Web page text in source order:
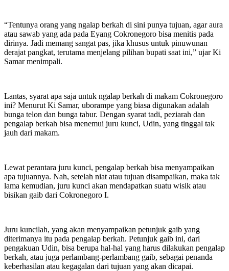
“Tentunya orang yang ngalap berkah di sini punya tujuan, agar aura
atau sawab yang ada pada Eyang Cokronegoro bisa menitis pada
dirinya. Jadi memang sangat pas, jika khusus untuk pinuwunan
derajat pangkat, terutama menjelang pilihan bupati saat ini,” ujar Ki
Samar menimpali.
Lantas, syarat apa saja untuk ngalap berkah di makam Cokronegoro
ini? Menurut Ki Samar, uborampe yang biasa digunakan adalah
bunga telon dan bunga tabur. Dengan syarat tadi, peziarah dan
pengalap berkah bisa menemui juru kunci, Udin, yang tinggal tak
jauh dari makam.
Lewat perantara juru kunci, pengalap berkah bisa menyampaikan
apa tujuannya. Nah, setelah niat atau tujuan disampaikan, maka tak
lama kemudian, juru kunci akan mendapatkan suatu wisik atau
bisikan gaib dari Cokronegoro I.
Juru kuncilah, yang akan menyampaikan petunjuk gaib yang
diterimanya itu pada pengalap berkah. Petunjuk gaib ini, dari
pengakuan Udin, bisa berupa hal-hal yang harus dilakukan pengalap
berkah, atau juga perlambang-perlambang gaib, sebagai penanda
keberhasilan atau kegagalan dari tujuan yang akan dicapai.